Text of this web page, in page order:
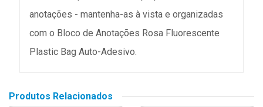
anotações - mantenha-as à vista e organizadas
com o Bloco de Anotações Rosa Fluorescente
Plastic Bag Auto-Adesivo.
Produtos Relacionados